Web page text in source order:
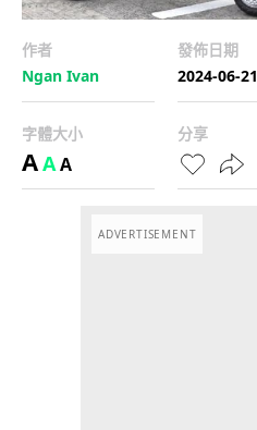
作者
Ngan Ivan
發佈日期
2024-06-21
字體大小
AAA
分享
ADVERTISEMENT